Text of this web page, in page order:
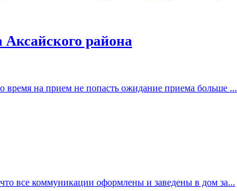
района
время на прием не попасть ожидание приема больше ...
все коммуникации оформлены и заведены в дом за...